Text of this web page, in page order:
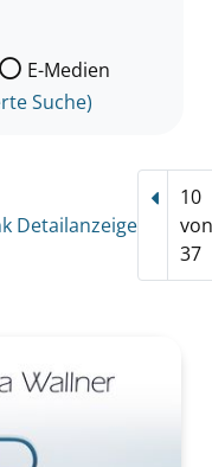
der Sie suchen wollen.
E-Medien
Suche)
Detailanzeige
10
von
37